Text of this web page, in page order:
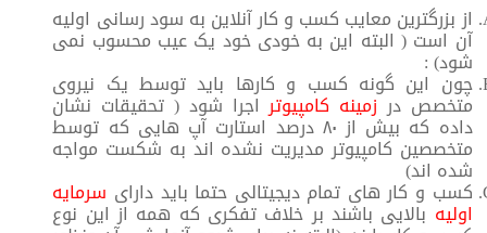
از بزرگترین معایب کسب و کار آنلاین به سود رسانی اولیه
آن است ( البته این به خودی خود یک عیب محسوب نمی
شود) :
چون این گونه کسب و کارها باید توسط یک نیروی
متخصص درزمینه کامپیوتراجرا شود ( تحقیقات نشان
داده که بیش از ۸۰ درصد استارت آپ هایی که توسط
متخصصین کامپیوتر مدیریت نشده اند به شکست مواجه
شده اند)
کسب و کار های تمام دیجیتالی حتما باید دارای سرمایه
اولیه بالایی باشند بر خلاف تفکری که همه از این نوع